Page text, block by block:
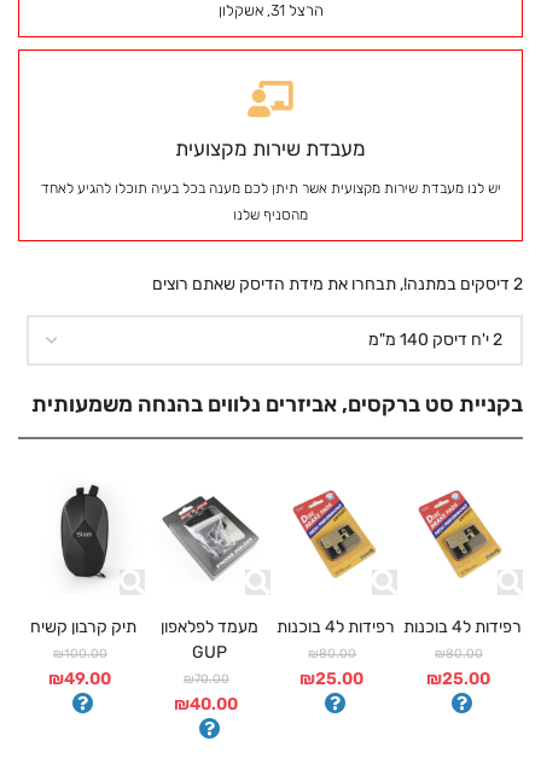
מעבדת שירות מקצועית
יש לנו מעבדת שירות מקצועית אשר תיתן לכם מענה בכל בעיה תוכלו להגיע לאחד
מהסניף שלנו
הרצל 31, אשקלון
2 דיסקים במתנה!, תבחרו את מידת הדיסק שאתם רוצים
בקניית סט ברקסים, אביזרים נלווים בהנחה משמעותית
רפידות ל4 בוכנות
₪80.00
₪25.00
רפידות ל4 בוכנות
₪80.00
₪25.00
מעמד לפלאפון
GUP
₪70.00
₪40.00
תיק קרבון קשיח
₪100.00
₪49.00